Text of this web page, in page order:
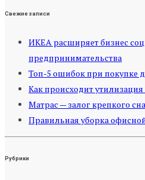
Свежие записи
ИКЕА расширяет бизнес
предпринимательства
Топ-5 ошибок при покупке
Как происходит
Матрас — залог крепкого
Правильная уборка
Рубрики